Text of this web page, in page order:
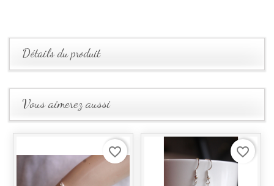
Détails du produit
Vous aimerez aussi
favorite_border favorite_border